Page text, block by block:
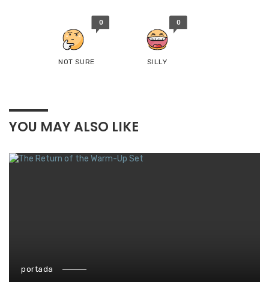
0
NOT SURE
0
SILLY
YOU MAY ALSO LIKE
portada